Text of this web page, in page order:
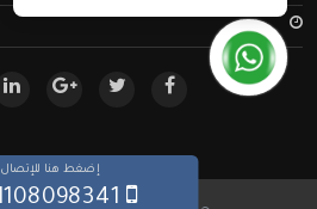
إضغط هنا للإتصال